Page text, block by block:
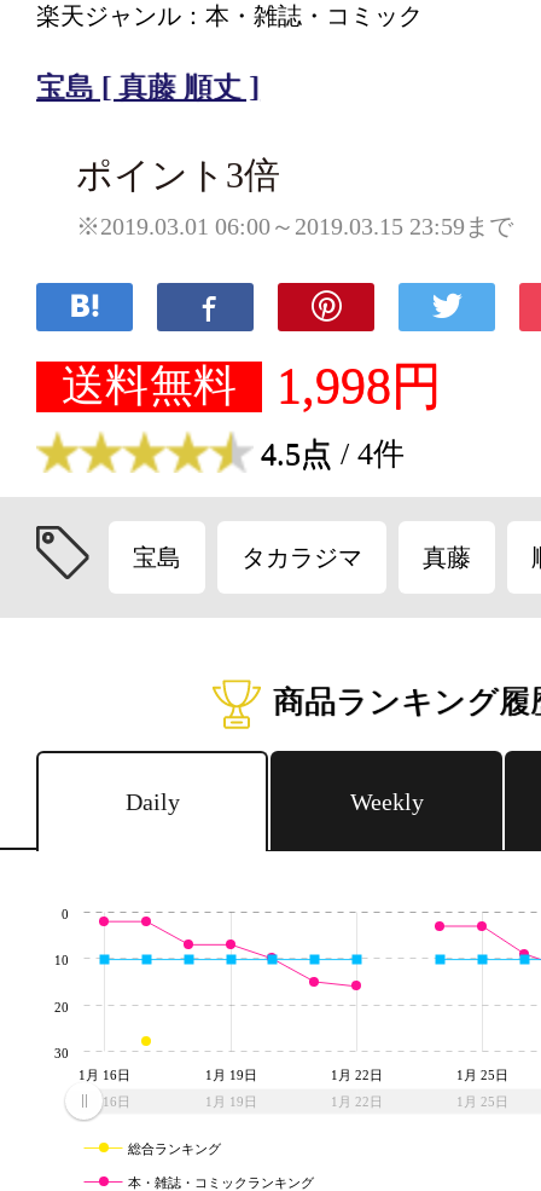
楽天ジャンル：本・雑誌・コミック
宝島 [ 真藤 順丈 ]
ポイント3倍
※2019.03.01 06:00～2019.03.15 23:59まで
送料無料 1,998円
4.5点 / 4件
宝島 タカラジマ 真藤
商品ランキング履
Daily Weekly
1月 16日 1月 19日 1月 22日 1月 25日
1月 16日 1月 19日 1月 22日 1月 25日
0
10
20
30
総合ランキング
本・雑誌・コミックランキング